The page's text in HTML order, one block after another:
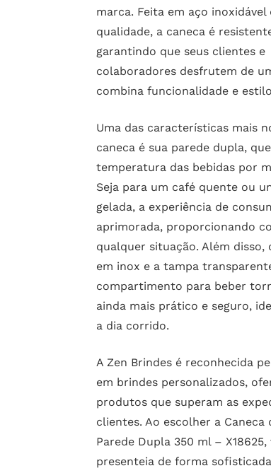
marca. Feita em aço inoxidável
qualidade, a caneca é
garantindo que seus clientes e
colaboradores desfrutem de
combina funcionalidade e
Uma das características mais
caneca é sua parede dupla,
temperatura das bebidas por
Seja para um café quente ou
gelada, a experiência de
aprimorada, proporcionando
qualquer situação. Além disso,
em inox e a tampa
compartimento para beber
ainda mais prático e seguro,
a dia corrido.
A Zen Brindes é reconhecida
em brindes personalizados,
produtos que superam as
clientes. Ao escolher a Caneca
Parede Dupla 350 ml –
presenteia de forma